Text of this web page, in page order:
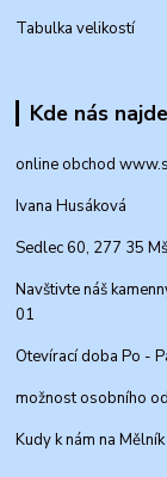
Tabulka velikostí
Kde nás
online obchod
Ivana Husáková
Sedlec 60, 277 35
Navštivte náš
01
Otevírací doba Po -
možnost osobního
Kudy k nám na Mělník